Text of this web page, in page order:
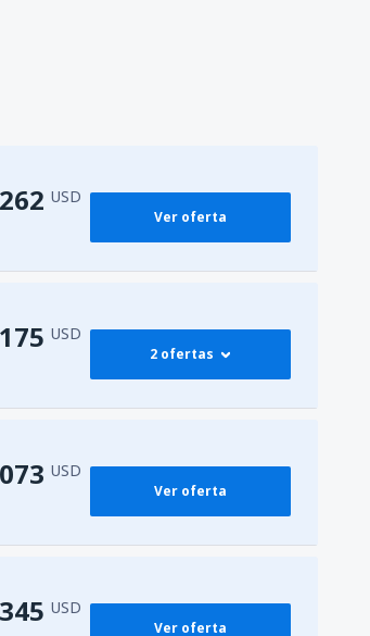
262 USD
Ver oferta
175 USD
2 ofertas
A PARTIR DE:175USD
USD
Ver oferta
345 USD
Ver oferta